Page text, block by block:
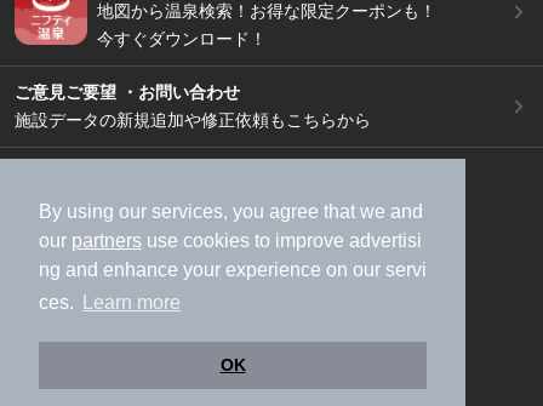
By using our services, you agree that we and
our partners use cookies to improve advertisi
ng and enhance your experience on our servi
ces.
Learn more
OK
地図から温泉検索！お得な限定クーポンも！
今すぐダウンロード！
ご意見ご要望 ・お問い合わせ
施設データの新規追加や修正依頼もこちらから
加盟店募集（資料請求）
広告出稿のご案内
利用規約
ライフスタイルMEMBERS+規約
特定商取引法に基づく表記
ヘルプ
採用情報
運営会社